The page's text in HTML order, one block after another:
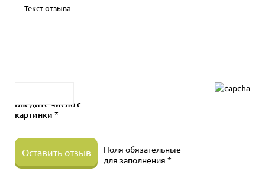
Введите число с
картинки *
Оставить отзыв
Поля обязательные
для заполнения *